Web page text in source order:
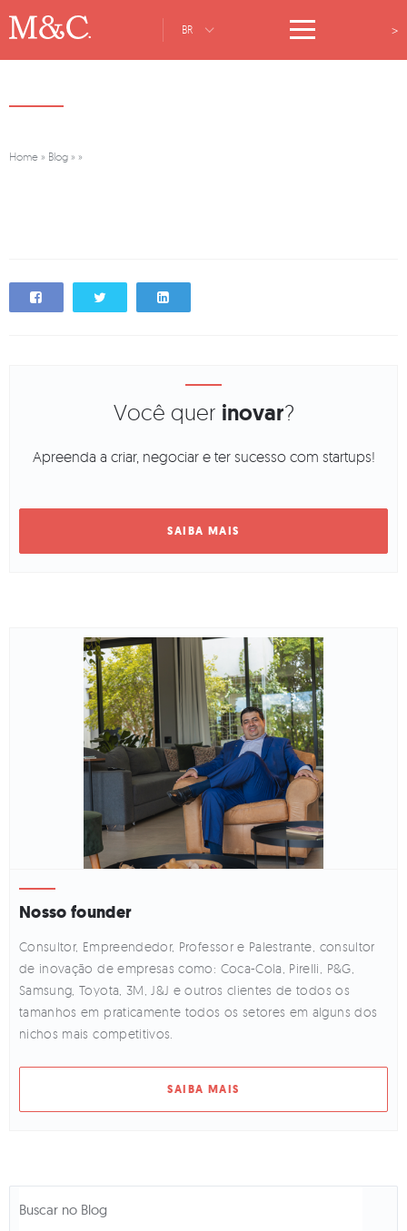
BR >
Home » Blog » »
Você quer inovar?
Apreenda a criar, negociar e ter sucesso com startups!
Nosso founder
Consultor, Empreendedor, Professor e Palestrante, consultor
de inovação de empresas como: Coca-Cola, Pirelli, P&G,
Samsung, Toyota, 3M, J&J e outros clientes de todos os
tamanhos em praticamente todos os setores em alguns dos
nichos mais competitivos.
SAIBA MAIS